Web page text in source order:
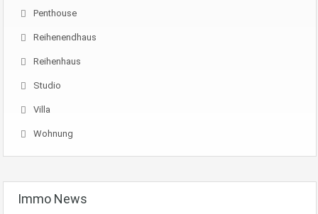
Penthouse
Reihenendhaus
Reihenhaus
Studio
Villa
Wohnung
Immo News